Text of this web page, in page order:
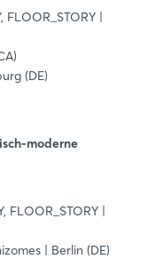
|
(DE)
moderne
FLOOR_STORY |
| Berlin (DE)